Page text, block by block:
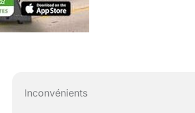
Inconvénients